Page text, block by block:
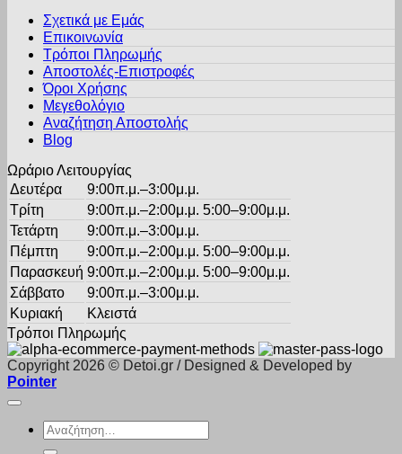
προϊόντος
επιλογές
μπορούν
επιλεγούν
σελίδα
Σχετικά με Εμάς
Επικοινωνία
Τρόποι Πληρωμής
Αποστολές-Επιστροφές
Όροι Χρήσης
Μεγεθολόγιο
Αναζήτηση Αποστολής
Blog
Ωράριο Λειτουργίας
Δευτέρα
9:00π.μ.–3:00μ.μ.
Τρίτη
9:00π.μ.–2:00μ.μ. 5:00–9:00μ.μ.
Τετάρτη
9:00π.μ.–3:00μ.μ.
Πέμπτη
9:00π.μ.–2:00μ.μ. 5:00–9:00μ.μ.
Παρασκευή 9:00π.μ.–2:00μ.μ. 5:00–9:00μ.μ.
Σάββατο
9:00π.μ.–3:00μ.μ.
Κυριακή
Κλειστά
Τρόποι Πληρωμής
Copyright 2026 © Detoi.gr / Designed & Developed by
Pointer
Αναζήτηση
για: